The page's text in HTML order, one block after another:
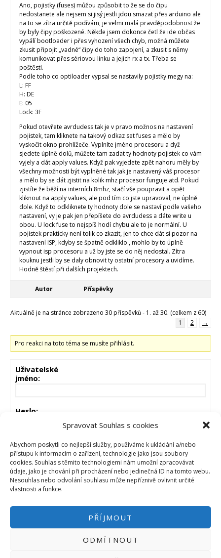
Spravovat Souhlas s cookies
Abychom poskytli co nejlepší služby, používáme k ukládání a/nebo
přístupu k informacím o zařízení, technologie jako jsou soubory
cookies. Souhlas s těmito technologiemi nám umožní zpracovávat
údaje, jako je chování při procházení nebo jedinečná ID na tomto webu.
Nesouhlas nebo odvolání souhlasu může nepříznivě ovlivnit určité
vlastnosti a funkce.
PŘÍJMOUT
ODMÍTNOUT
Ano, pojistky (fuses) můžou způsobit to že se do čipu
nedostanete ale nejsem si jisý jestli jdou smazat přes arduino ale
na to se zítra určitě podívám, je velmi malá pravděpodobnost že
by byly čipy poškozené. Někde jsem dokonce četl že ide občas
vypálí bootloader i přes vyhození všech chyb, možná můžete
zkusit připojit „vadné“ čipy do toho zapojení, a zkusit s němy
komunikovat přes sériovou linku a jejich rx a tx. Třeba se
poštěstí.
Podle toho co optiloader vypsal se nastavily pojistky megy na:
L: FF
H: DE
E: 05
Lock: 3F
Pokud otevřete avrdudess tak je v pravo možnos na nastavení
pojistek, tam kliknete na takový odkaz set fuses a mělo by
vyskočit okno prohlížeče. Vyplníte jméno procesoru a dyž
sjedete úplně dolů, můžete tam zadat ty hodnoty pojistek co vám
vyjely a dát apply values. Když pak vyjedete zpět nahoru měly by
všechny možnosti být vyplněné tak jak je nastavený váš procesor
a mělo by se dát zjistit na kolik mhz procesor funguje atd. Pokud
zjistíte že běží na interních 8mhz, stačí vše poupravit a opět
kliknout na apply values, ale pod tím co jste upravoval, ne úplně
dole. Když to odkliknete ty hodnoty dole se nastaví podle vašeho
nastavení, vy je pak jen přepíšete do avrdudess a dáte write u
obou. U lock fuse to nejspíš hodí chybu ale to je normální. U
pojistek prakticky není tolik co zkazit, jen to chce dát si pozor na
nastavení ISP, kdyby se špatně odkliklo , mohlo by to úplně
vypnout isp procesoru a už by jste se do něj nedostal. Zítra
kouknu jestli by se daly obnovit ty ostatní procesory a uvidíme.
Hodně štěstí při dalších projektech.
Autor Příspěvky
Aktuálně je na stránce zobrazeno 30 příspěvků - 1. až 30. (celkem z 60)
1
2 →
Pro reakci na toto téma se musíte přihlásit.
Uživatelské
jméno:
Heslo:
Zůstat přihlášen
PŘIHLÁSIT
PŘIHLÁSIT SE|